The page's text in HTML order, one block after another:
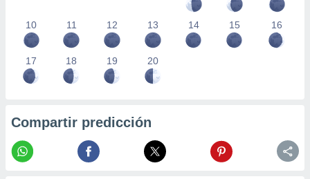
10 11 12 13 14 15 16
17 18 19 20
Compartir predicción